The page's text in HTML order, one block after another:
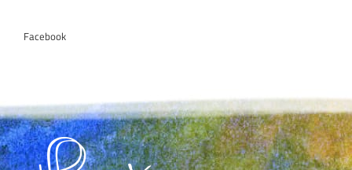
Facebook